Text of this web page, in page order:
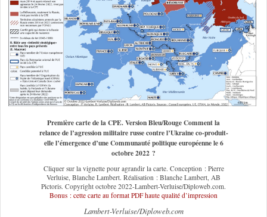
Première carte de la CPE. Version Bleu/Rouge Comment la
relance de l’agression militaire russe contre l’Ukraine co-produit-
elle l’émergence d’une Communauté politique européenne le 6
octobre 2022 ?
Cliquer sur la vignette pour agrandir la carte. Conception : Pierre
Verluise, Blanche Lambert. Réalisation : Blanche Lambert, AB
Pictoris. Copyright octobre 2022-Lambert-Verluise/Diploweb.com.
Bonus : cette carte au format PDF haute qualité d’impression
Lambert-Verluise/Diploweb.com